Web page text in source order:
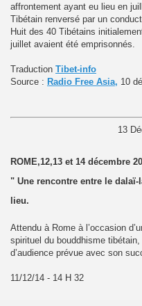
affrontement ayant eu lieu en
Tibétain renversé par un
Huit des 40 Tibétains
juillet avaient été emprisonnés.
Traduction Tibet-info
Source : Radio Free Asia, 10
13
ROME,12,13 et 14 décembre
" Une rencontre entre le
lieu.
Attendu à Rome à l’occasion
spirituel du bouddhisme
d’audience prévue avec son
11/12/14 - 14 H 32